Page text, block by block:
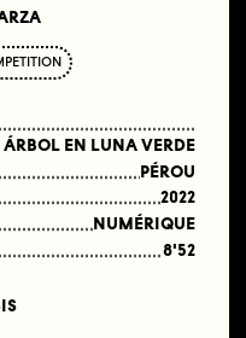
EN LUNA VERDE
PÉROU
2022
NUMÉRIQUE
8'52